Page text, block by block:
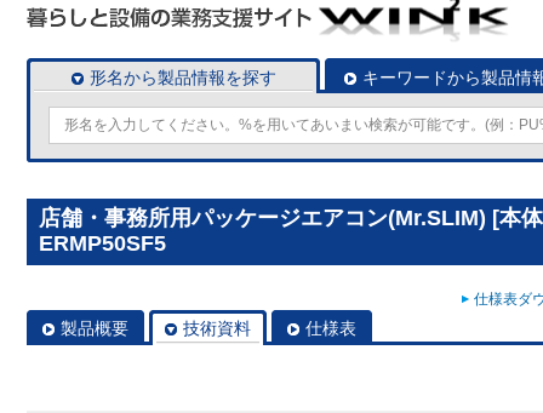
形名から製品情報を探す キーワードから製品情
店舗・事務所用パッケージエアコン(Mr.SLIM) [本
ERMP50SF5
仕様表ダ
製品概要 技術資料 仕様表